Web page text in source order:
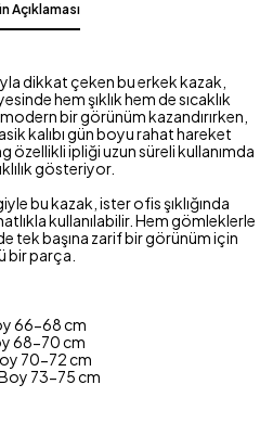
Açıklaması
dikkat çeken bu erkek kazak,
hem şıklık hem de sıcaklık
bir görünüm kazandırırken,
kalıbı gün boyu rahat hareket
özellikli ipliği uzun süreli kullanımda
gösteriyor.
bu kazak, ister ofis şıklığında
kullanılabilir. Hem gömleklerle
tek başına zarif bir görünüm için
bir parça.
66-68 cm
68-70 cm
70-72 cm
73-75 cm